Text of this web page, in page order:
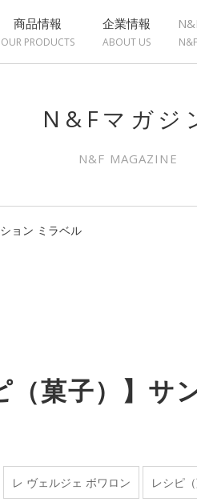
商品情報
OUR PRODUCTS
企業情報
ABOUT US
N&Fマガジ
N&F MAGAZINE
ョン ミラベル
（菓子）】
レ ヴェルジェ ボワロン レシピ（